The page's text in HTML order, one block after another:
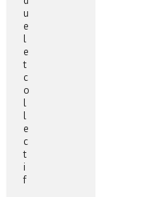
u
e
l
e
t
c
o
l
l
e
c
t
i
f